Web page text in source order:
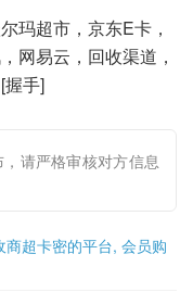
玛超市，京东E卡，
网易云，回收渠道，
握手]
请严格审核对方信息
商超卡密的平台, 会员购